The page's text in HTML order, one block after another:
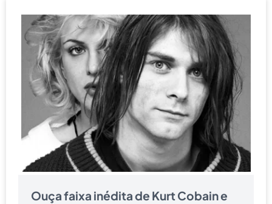
Ouça faixa inédita de Kurt Cobain e